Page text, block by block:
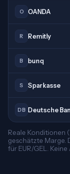
O OANDA
R Remitly
B bunq
S Sparkasse
DB Deutsche
Reale Konditionen
geschätzte Marge.
für EUR/GEL.